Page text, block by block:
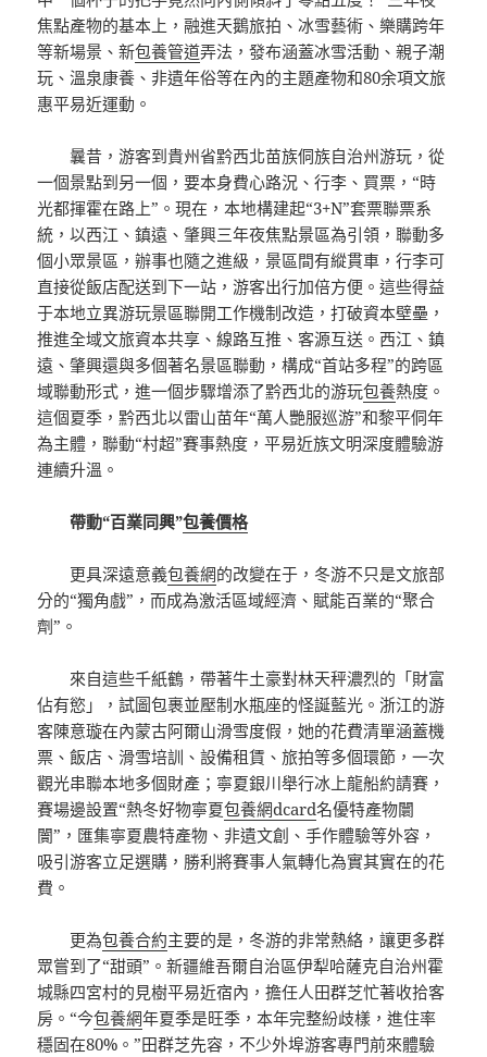
焦點產物的基本上，融進天鵝旅拍、冰雪藝術、樂購跨年
等新場景、新包養管道弄法，發布涵蓋冰雪活動、親子潮
玩、溫泉康養、非遺年俗等在內的主題產物和80余項文旅
惠平易近運動。
曩昔，游客到貴州省黔西北苗族侗族自治州游玩，從
一個景點到另一個，要本身費心路況、行李、買票，“時
光都揮霍在路上”。現在，本地構建起“3+N”套票聯票系
統，以西江、鎮遠、肇興三年夜焦點景區為引領，聯動多
個小眾景區，辦事也隨之進級，景區間有縱貫車，行李可
直接從飯店配送到下一站，游客出行加倍方便。這些得益
于本地立異游玩景區聯開工作機制改造，打破資本壁壘，
推進全域文旅資本共享、線路互推、客源互送。西江、鎮
遠、肇興還與多個著名景區聯動，構成“首站多程”的跨區
域聯動形式，進一個步驟增添了黔西北的游玩包養熱度。
這個夏季，黔西北以雷山苗年“萬人艷服巡游”和黎平侗年
為主體，聯動“村超”賽事熱度，平易近族文明深度體驗游
連續升溫。
帶動“百業同興”包養價格
更具深遠意義包養網的改變在于，冬游不只是文旅部
分的“獨角戲”，而成為激活區域經濟、賦能百業的“聚合
劑”。
來自這些千紙鶴，帶著牛土豪對林天秤濃烈的「財富
佔有慾」，試圖包裹並壓制水瓶座的怪誕藍光。浙江的游
客陳意璇在內蒙古阿爾山滑雪度假，她的花費清單涵蓋機
票、飯店、滑雪培訓、設備租賃、旅拍等多個環節，一次
觀光串聯本地多個財產；寧夏銀川舉行冰上龍船約請賽，
賽場邊設置“熱冬好物寧夏包養網dcard名優特產物闤
闠”，匯集寧夏農特產物、非遺文創、手作體驗等外容，
吸引游客立足選購，勝利將賽事人氣轉化為實其實在的花
費。
更為包養合約主要的是，冬游的非常熱絡，讓更多群
眾嘗到了“甜頭”。新疆維吾爾自治區伊犁哈薩克自治州霍
城縣四宮村的見樹平易近宿內，擔任人田群芝忙著收拾客
房。“今包養網年夏季是旺季，本年完整紛歧樣，進住率
穩固在80%。”田群芝先容，不少外埠游客專門前來體驗